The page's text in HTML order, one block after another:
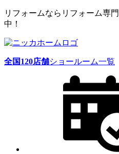
リフォームならリフォーム専
中！
全国120店舗ショールーム一覧